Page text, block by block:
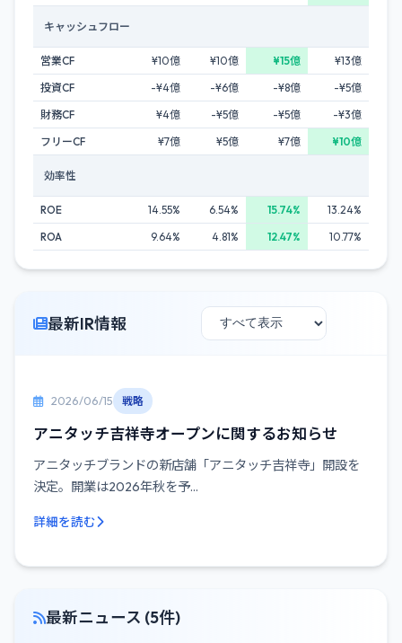
キャッシュフロー
営業CF ¥10億 ¥10億 ¥15億
¥13億
投資CF
-¥4億 -¥6億 -¥8億
-¥5億
財務CF
¥4億 -¥5億 -¥5億
-¥3億
フリーCF
¥7億 ¥5億 ¥7億 ¥10億
効率性
ROE 14.55% 6.54% 15.74%
13.24%
ROA
9.64% 4.81% 12.47% 10.77%
最新IR情報
2026/06/15 戦略
アニタッチ吉祥寺オープンに関するお知らせ
アニタッチブランドの新店舗「アニタッチ吉祥寺」開設を
決定。開業は2026年秋を予...
詳細を読む
最新ニュース (5件)